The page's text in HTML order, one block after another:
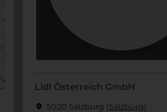
Lidl Österreich GmbH
location_on 5020 Salzburg (Salzburg)